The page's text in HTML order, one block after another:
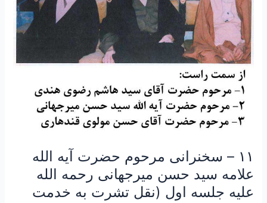
۱۱ – سخنرانی مرحوم حضرت آیه الله
علامه سید حسن میرجهانی رحمه الله
علیه جلسه اول (نقل تشرت به خدمت
علامه
سید
حسن
میرجهانی
رحمه
الله
علیه
جلسه
اول
تشرت
خدمت
امام